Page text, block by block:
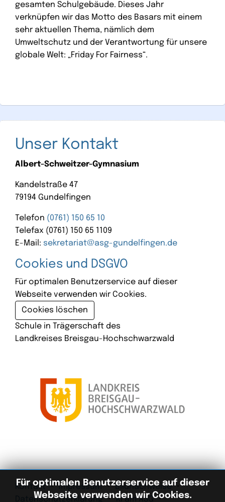
gesamten Schulgebäude. Dieses Jahr
verknüpfen wir das Motto des Basars mit einem
sehr aktuellen Thema, nämlich dem
Umweltschutz und der Verantwortung für unsere
globale Welt: „Friday For Fairness“.
Unser Kontakt
Albert-Schweitzer-Gymnasium
Kandelstraße 47
79194 Gundelfingen
Telefon (0761) 150 65 10
Telefax (0761) 150 65 1109
E-Mail: sekretariat@asg-gundelfingen.de
Cookies und DSGVO
Für optimalen Benutzerservice auf dieser
Webseite verwenden wir Cookies.
Cookies löschen
Für optimalen Benutzerservice auf dieser
Webseite verwenden wir Cookies.
Schule in Trägerschaft des
Landkreises Breisgau-Hochschwarzwald
Kontakt Impressum
Bildnachweise
Datenschutzerklärung
KI am ASG